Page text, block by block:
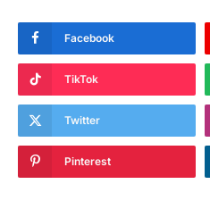
Facebook
TikTok
Twitter
Pinterest